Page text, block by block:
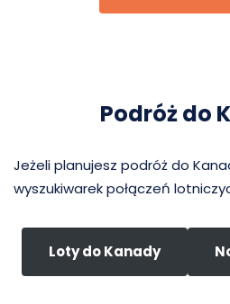
Podróż do
Jeżeli planujesz podróż do
wyszukiwarek połączeń
Loty do Kanady